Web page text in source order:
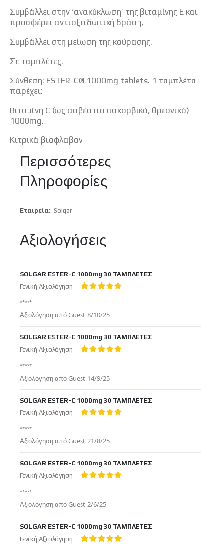
Συμβάλλει στην ‘ανακύκλωση’ της βιταμίνης Ε και
προσφέρει αντιοξειδωτική δράση,
Συμβάλλει στη μείωση της κούρασης.
Σε ταμπλέτες.
Σύνθεση: ESTER-C® 1000mg tablets. 1 ταμπλέτα
παρέχει:
Βιταμίνη C (ως ασβέστιο ασκορβικό, θρεονικό)
1000mg.
Κιτρικά βιοφλαβον
Περισσότερες
Πληροφορίες
ΠερισσότερεςSolgar
Αξιολογήσεις
SOLGAR ESTER-C 1000mg 30 ΤΑΜΠΛΕΤΕΣ
Γενική Αξιολόγηση
*****
Αξιολόγηση απόGuest Δημοσιεύτηκε
στις
8/10/25
SOLGAR ESTER-C 1000mg 30 ΤΑΜΠΛΕΤΕΣ
Γενική Αξιολόγηση
*****
Αξιολόγηση απόGuest Δημοσιεύτηκε
στις
14/9/25
SOLGAR ESTER-C 1000mg 30 ΤΑΜΠΛΕΤΕΣ
Γενική Αξιολόγηση
*****
Αξιολόγηση απόGuest Δημοσιεύτηκε
στις
21/8/25
SOLGAR ESTER-C 1000mg 30 ΤΑΜΠΛΕΤΕΣ
Γενική Αξιολόγηση
*****
Αξιολόγηση απόGuest Δημοσιεύτηκε
στις
2/6/25
SOLGAR ESTER-C 1000mg 30 ΤΑΜΠΛΕΤΕΣ
Γενική Αξιολόγηση